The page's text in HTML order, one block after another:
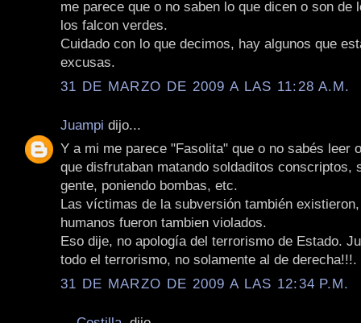
me parece que o no saben lo que dicen o son de
los falcon verdes.
Cuidado con lo que decimos, hay algunos que
excusas.
31 DE MARZO DE 2009 A LAS 11:28 A.M.
Juampi dijo...
Y a mi me parece "Fasolita" que o no sabés leer
que disfrutaban matando soldaditos conscriptos,
gente, poniendo bombas, etc.
Las víctimas de la subversión también
humanos fueron tambien violados.
Eso dije, no apología del terrorismo de Estado.
todo el terrorismo, no solamente al de derecha!!!.
31 DE MARZO DE 2009 A LAS 12:34 P.M.